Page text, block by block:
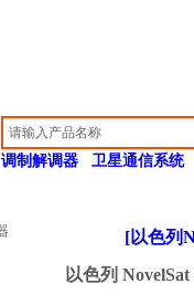
调制解调器
卫星通信系统
[以色列
以色列